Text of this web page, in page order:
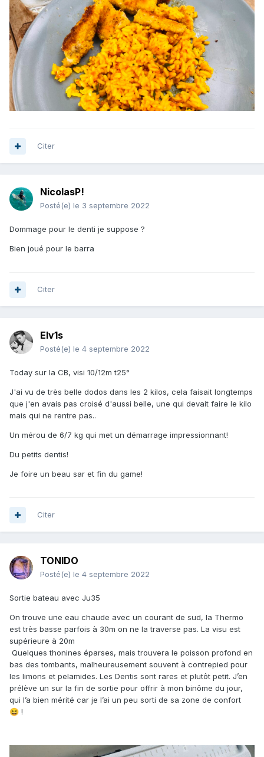
Citer
NicolasP!
Posté(e) le 3 septembre 2022
Dommage pour le denti je suppose ?
Bien joué pour le barra
Citer
Elv1s
Posté(e) le 4 septembre 2022
Today sur la CB, visi 10/12m t25°
J'ai vu de très belle dodos dans les 2 kilos, cela faisait longtemps
que j'en avais pas croisé d'aussi belle, une qui devait faire le kilo
mais qui ne rentre pas..
Un mérou de 6/7 kg qui met un démarrage impressionnant!
Du petits dentis!
Je foire un beau sar et fin du game!
Citer
TONIDO
Posté(e) le 4 septembre 2022
Sortie bateau avec Ju35
On trouve une eau chaude avec un courant de sud, la Thermo
est très basse parfois à 30m on ne la traverse pas. La visu est
supérieure à 20m
Quelques thonines éparses, mais trouvera le poisson profond en
bas des tombants, malheureusement souvent à contrepied pour
les limons et pelamides. Les Dentis sont rares et plutôt petit. J’en
prélève un sur la fin de sortie pour offrir à mon binôme du jour,
qui l’a bien mérité car je l’ai un peu sorti de sa zone de confort
😆 !